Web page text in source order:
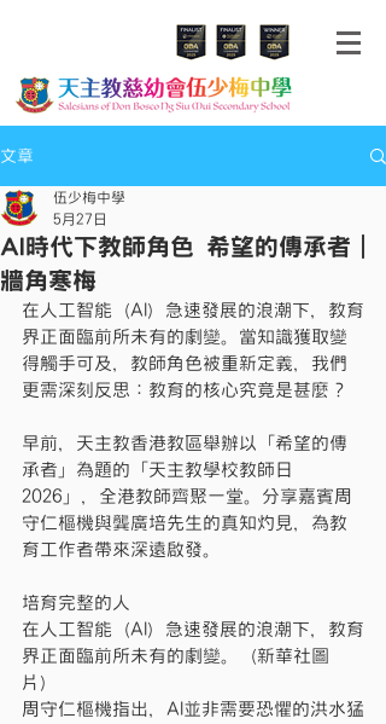
文章
AI時代下教師角色 希望的傳承者｜
牆角寒梅
伍少梅中學
5月27日
在人工智能（AI）急速發展的浪潮下，教育
界正面臨前所未有的劇變。當知識獲取變
得觸手可及，教師角色被重新定義，我們
更需深刻反思：教育的核心究竟是甚麼？
早前，天主教香港教區舉辦以「希望的傳
承者」為題的「天主教學校教師日
2026」，全港教師齊聚一堂。分享嘉賓周
守仁樞機與龔廣培先生的真知灼見，為教
育工作者帶來深遠啟發。
培育完整的人
在人工智能（AI）急速發展的浪潮下，教育
界正面臨前所未有的劇變。（新華社圖
片）
周守仁樞機指出，AI並非需要恐懼的洪水猛